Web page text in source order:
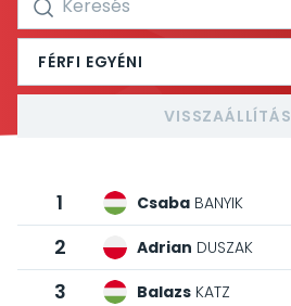
VISSZAÁLLÍTÁS
1 Csaba BANYIK
2 Adrian DUSZAK
3 Balazs KATZ